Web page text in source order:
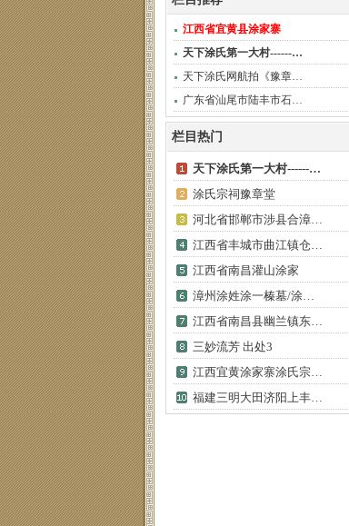
江西省宜黄县涂家寨
天下涂氏第一大村------…
天下涂氏网航拍《豫章…
广东省汕尾市陆丰市石…
栏目热门
天下涂氏第一大村------…
涂氏宗祠豫章堂
河北省邯郸市涉县合漳…
江西省丰城市曲江镇仓…
江西省南昌灌山涂家
漳州涂姓涂一榛墓/涂…
江西省南昌县幽兰镇东…
三妙流芳 出处3
江西宜黄涂家寨涂氏宗…
福建三明大田济阳上丰…